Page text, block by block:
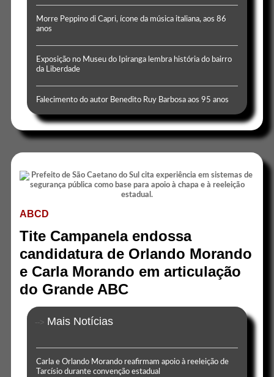
Morre Peppino di Capri, ícone da música italiana, aos 86
anos
Exposição no Museu do Ipiranga lembra história do bairro
da Liberdade
Falecimento do autor Benedito Ruy Barbosa aos 95 anos
ABCD
Tite Campanela endossa
candidatura de Orlando Morando
e Carla Morando em articulação
do Grande ABC
--> Mais Notícias
Carla e Orlando Morando reafirmam apoio à reeleição de
Tarcísio durante convenção estadual